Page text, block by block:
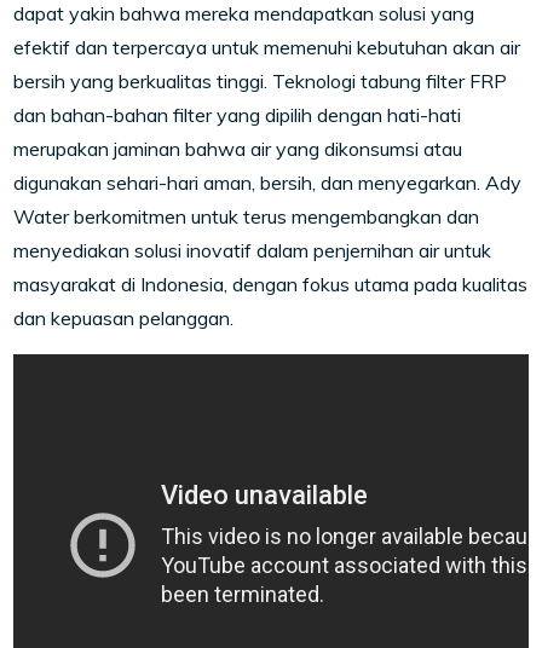
dapat yakin bahwa mereka mendapatkan solusi yang
efektif dan terpercaya untuk memenuhi kebutuhan akan air
bersih yang berkualitas tinggi. Teknologi tabung filter FRP
dan bahan-bahan filter yang dipilih dengan hati-hati
merupakan jaminan bahwa air yang dikonsumsi atau
digunakan sehari-hari aman, bersih, dan menyegarkan. Ady
Water berkomitmen untuk terus mengembangkan dan
menyediakan solusi inovatif dalam penjernihan air untuk
masyarakat di Indonesia, dengan fokus utama pada kualitas
dan kepuasan pelanggan.